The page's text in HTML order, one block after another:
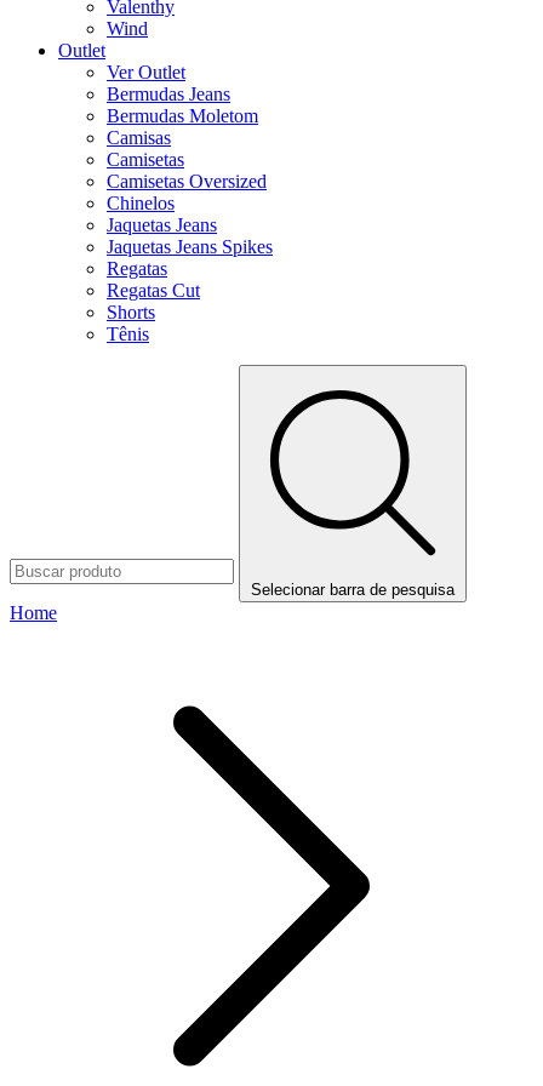
Valenthy
Wind
Outlet
Ver Outlet
Bermudas Jeans
Bermudas Moletom
Camisas
Camisetas
Camisetas Oversized
Chinelos
Jaquetas Jeans
Jaquetas Jeans Spikes
Regatas
Regatas Cut
Shorts
Tênis
Selecionar barra de pesquisa
Home